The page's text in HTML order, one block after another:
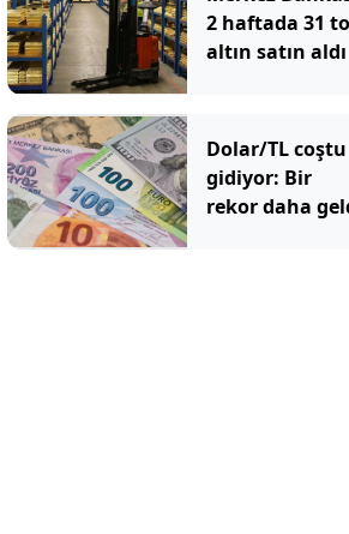
2 haftada 31
altın satın aldı
Dolar/TL coştu
gidiyor: Bir
rekor daha